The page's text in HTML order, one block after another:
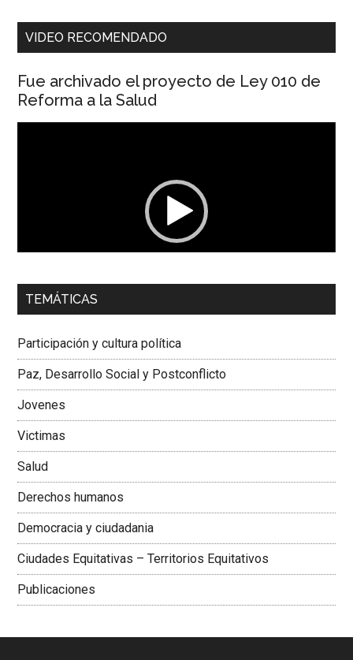
VIDEO RECOMENDADO
Fue archivado el proyecto de Ley 010 de
Reforma a la Salud
00:00 01:04
Dra. Carolina Corcho Mejía,Presidenta Corporación
Colombiana
TEMÁTICAS
Participación y cultura política
Paz, Desarrollo Social y Postconflicto
Jovenes
Victimas
Salud
Derechos humanos
Democracia y ciudadania
Ciudades Equitativas – Territorios Equitativos
Publicaciones